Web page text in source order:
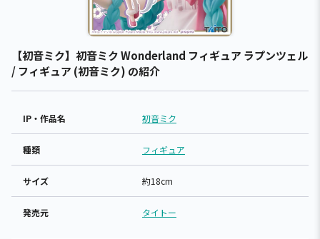
【初音ミク】初音ミク Wonderland フィギュア ラプンツェル
/ フィギュア (初音ミク) の紹介
IP・作品名 初音ミク
種類 フィギュア
サイズ 約18cm
発売元 タイトー